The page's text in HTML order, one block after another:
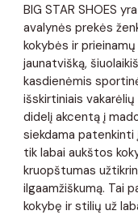
BIG STAR SHOES
avalynės prekės
kokybės ir prieinamų
jaunatvišką,
kasdienėmis
išskirtiniais
didelį akcentą į
siekdama patenkinti
tik labai aukštos
kruopštumas
ilgaamžiškumą. Tai
kokybę ir stilių už